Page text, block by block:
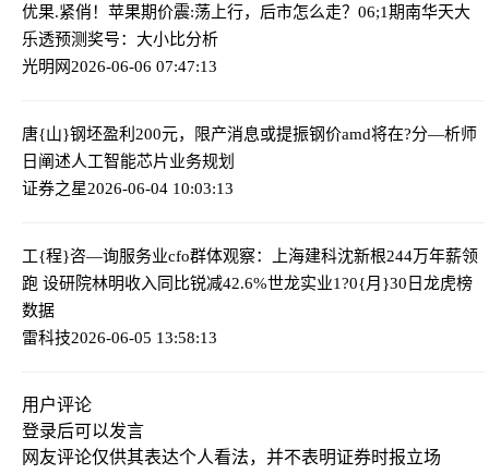
优果.紧俏！苹果期价震:荡上行，后市怎么走？ 06;1期南华天大
乐透预测奖号：大小比分析
光明网2026-06-06 07:47:13
唐{山}钢坯盈利200元，限产消息或提振钢价amd将在?分—析师
日阐述人工智能芯片业务规划
证券之星2026-06-04 10:03:13
工{程}咨—询服务业cfo群体观察：上海建科沈新根244万年薪领
跑 设研院林明收入同比锐减42.6%世龙实业1?0{月}30日龙虎榜
数据
雷科技2026-06-05 13:58:13
用户评论
登录后可以发言
网友评论仅供其表达个人看法，并不表明证券时报立场